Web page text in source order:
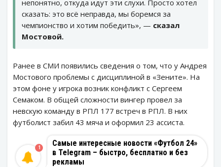
непонятно, откуда идут эти слухи. Просто хотел
сказать: это всё неправда, мы боремся за
чемпионство и хотим победить», — сказал
Мостовой.
Ранее в СМИ появились сведения о том, что у Андрея
Мостового проблемы с дисциплиной в «Зените». На
этом фоне у игрока возник конфликт с Сергеем
Семаком. В общей сложности вингер провел за
невскую команду в РПЛ 177 встреч в РПЛ. В них
футболист забил 43 мяча и оформил 23 ассиста.
Самые интересные новости «Футбол 24»
в Telegram – быстро, бесплатно и без
рекламы
1